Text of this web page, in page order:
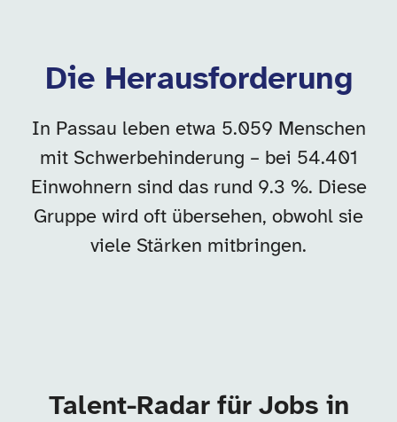
Die Herausforderung
In Passau leben etwa 5.059 Menschen
mit Schwerbehinderung – bei 54.401
Einwohnern sind das rund 9.3 %. Diese
Gruppe wird oft übersehen, obwohl sie
viele Stärken mitbringen.
Talent-Radar für Jobs in